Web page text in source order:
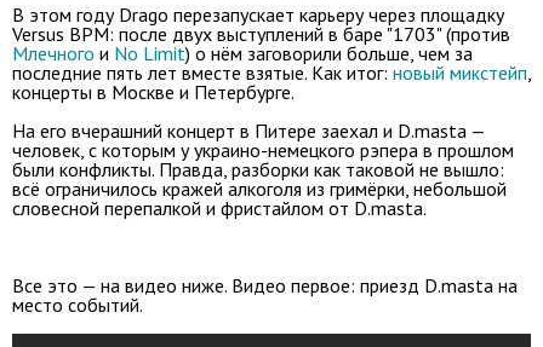
В этом году Drago перезапускает карьеру через площадку
Versus BPM: после двух выступлений в баре "1703" (против
Млечного и No Limit) о нём заговорили больше, чем за
последние пять лет вместе взятые. Как итог: новый микстейп
концерты в Москве и Петербурге.
На его вчерашний концерт в Питере заехал и D.masta —
человек, с которым у украино-немецкого рэпера в прошлом
были конфликты. Правда, разборки как таковой не вышло:
всё ограничилось кражей алкоголя из гримёрки, небольшой
словесной перепалкой и фристайлом от D.masta.
Все это — на видео ниже. Видео первое: приезд D.masta на
место событий.